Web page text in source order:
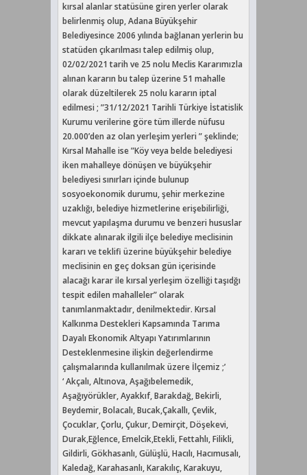
kırsal alanlar statüsüne giren yerler olarak
belirlenmiş olup, Adana Büyükşehir
Belediyesince 2006 yılında bağlanan yerlerin bu
statüden çıkarılması talep edilmiş olup,
02/02/2021 tarih ve 25 nolu Meclis Kararımızla
alınan kararın bu talep üzerine 51 mahalle
olarak düzeltilerek 25 nolu kararın iptal
edilmesi ; ”31/12/2021 Tarihli Türkiye İstatislik
Kurumu verilerine göre tüm illerde nüfusu
20.000’den az olan yerleşim yerleri ” şeklinde;
Kırsal Mahalle ise ”Köy veya belde belediyesi
iken mahalleye dönüşen ve büyükşehir
belediyesi sınırları içinde bulunup
sosyoekonomik durumu, şehir merkezine
uzaklığı, belediye hizmetlerine erişebilirliği,
mevcut yapılaşma durumu ve benzeri hususlar
dikkate alınarak ilgili ilçe belediye meclisinin
kararı ve teklifi üzerine büyükşehir belediye
meclisinin en geç doksan gün içerisinde
alacağı karar ile kırsal yerleşim özelliği taşıdğı
tespit edilen mahalleler” olarak
tanımlanmaktadır, denilmektedir. Kırsal
Kalkınma Destekleri Kapsamında Tarıma
Dayalı Ekonomik Altyapı Yatırımlarının
Desteklenmesine ilişkin değerlendirme
çalışmalarında kullanılmak üzere İlçemiz ;’
‘ Akçalı, Altınova, Aşağıbelemedik,
Aşağıyörükler, Ayakkıf, Barakdağ, Bekirli,
Beydemir, Bolacalı, Bucak,Çakallı, Çevlik,
Çocuklar, Çorlu, Çukur, Demirçit, Döşekevi,
Durak,Eğlence, Emelcik,Etekli, Fettahlı, Filikli,
Gildirli, Gökhasanlı, Gülüşlü, Hacılı, Hacımusalı,
Kaledağ, Karahasanlı, Karakılıç, Karakuyu,